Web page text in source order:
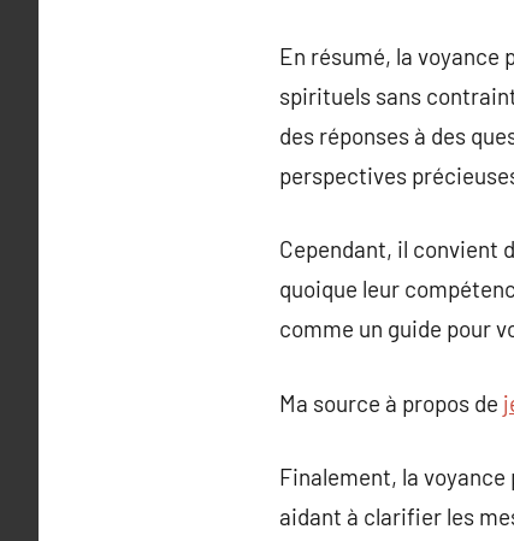
En résumé, la voyance
spirituels sans
des réponses à des
perspectives
Cependant, il convient
quoique leur
comme un guide pour
Ma source à propos de
Finalement, la voyance
aidant à clarifier les